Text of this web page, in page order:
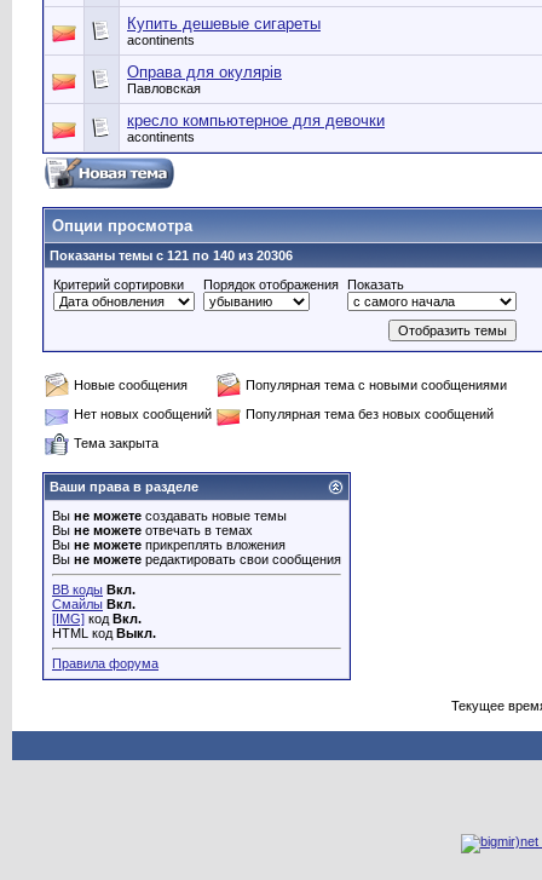
Купить дешевые сигареты
acontinents
Оправа для окулярів
Павловская
кресло компьютерное для девочки
acontinents
Опции просмотра
Показаны темы с 121 по 140 из 20306
Критерий сортировки
Порядок отображения Показать
Новые сообщения
Популярная тема с новыми сообщениями
Нет новых сообщений
Популярная тема без новых сообщений
Тема закрыта
Ваши права в разделе
Вы не можете создавать новые темы
Вы не можете отвечать в темах
Вы не можете прикреплять вложения
Вы не можете редактировать свои сообщения
BB коды Вкл.
Смайлы Вкл.
[IMG] код Вкл.
HTML код Выкл.
Правила форума
Текущее